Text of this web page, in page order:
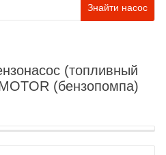
Знайти насос
(топливный
(бензопомпа)